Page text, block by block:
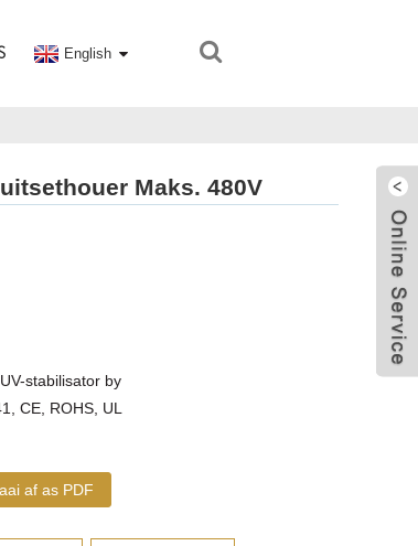
English
Maks. 480V
stabilisator by
CE, ROHS, UL
af as PDF